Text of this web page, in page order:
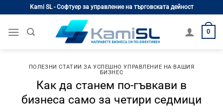
content
Kami SL - Софтуер за управление на търговската дейност
0
ПОЛЕЗНИ СТАТИИ ЗА УСПЕШНО УПРАВЛЕНИЕ НА ВАШИЯ
БИЗНЕС
Как да станем по-гъвкави в
бизнеса само за четири седмици